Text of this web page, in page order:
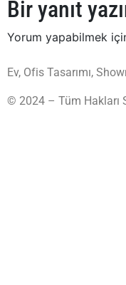
Bir yanıt
Yorum yapabilmek
Ev, Ofis Tasarımı,
© 2024 – Tüm Hakları